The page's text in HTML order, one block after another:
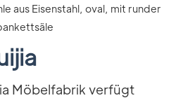
Möbelfabrik verfügt